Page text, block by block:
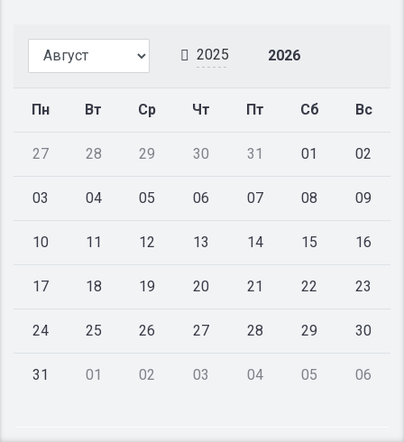
2025 2026
Пн Вт Ср Чт Пт Сб Вс
27 28 29 30 31 01 02
03 04 05 06 07 08 09
10 11 12 13 14 15 16
17 18 19 20 21 22 23
24 25 26 27 28 29 30
31 01 02 03 04 05 06